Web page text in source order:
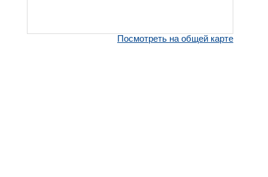
Посмотреть на общей карте